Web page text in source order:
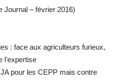
Journal – février 2016)
: face aux agriculteurs furieux,
l’expertise
pour les CEPP mais contre